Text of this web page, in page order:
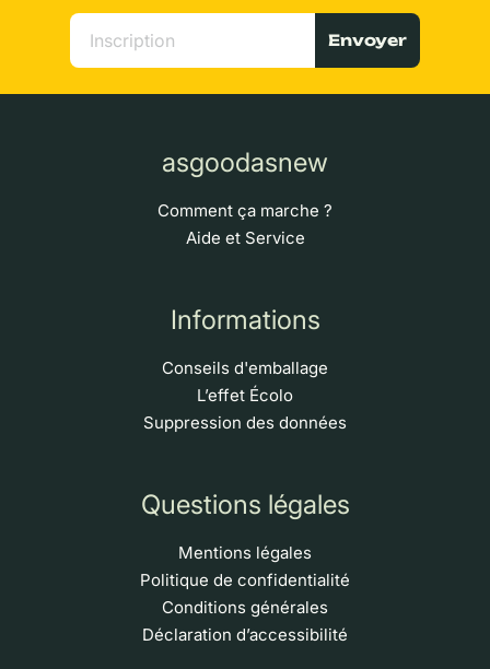
Envoyer
asgoodasnew
Comment ça marche ?
Aide et Service
Informations
Conseils d'emballage
L’effet Écolo
Suppression des données
Questions légales
Mentions légales
Politique de confidentialité
Conditions générales
Déclaration d’accessibilité